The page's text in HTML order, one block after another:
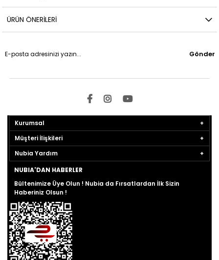
ÜRÜN ÖNERILERI
Gönder
Kurumsal
Müşteri İlişkileri
Nubia Yardım
NUBIA'DAN HABERLER
Bültenimize Üye Olun ! Nubia da Fırsatlardan İlk Sizin
Haberiniz Olsun !